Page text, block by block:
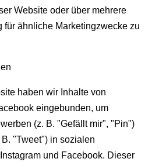
Website oder über mehrere
für ähnliche Marketingzwecke zu
haben wir Inhalte von
eingebunden, um
(z. B. "Gefällt mir", "Pin")
"Tweet") in sozialen
und Facebook. Dieser